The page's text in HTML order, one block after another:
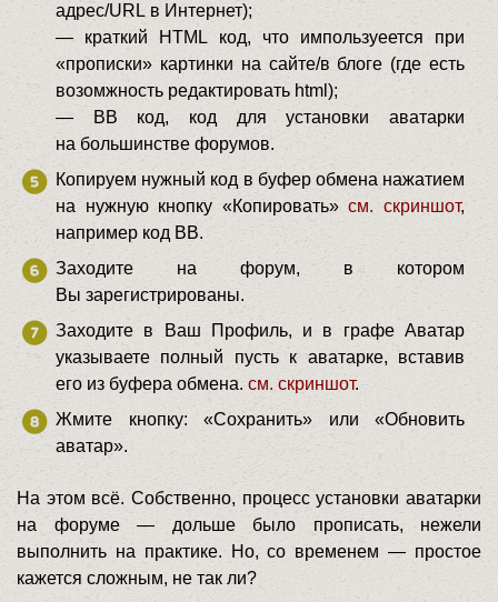
адрес/URL в Интернет);
— краткий HTML код, что импользуеется при
«прописки» картинки на сайте/в блоге (где есть
возомжность редактировать html);
— BB код, код для установки аватарки
на большинстве форумов.
Копируем нужный код в буфер обмена нажатием
на нужную кнопку «Копировать»см. скриншот,
например код BB.
Заходите на форум, в котором
Вы зарегистрированы.
Заходите в Ваш Профиль, и в графе Аватар
указываете полный пусть к аватарке, вставив
его из буфера обмена. см. скриншот.
Жмите кнопку: «Сохранить» или «Обновить
аватар».
На этом всё. Собственно, процесс установки аватарки
на форуме — дольше было прописать, нежели
выполнить на практике. Но, со временем — простое
кажется сложным, не так ли?